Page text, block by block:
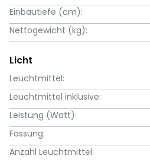
Einbautiefe (cm):
Nettogewicht (kg):
Licht
Leuchtmittel:
Leuchtmittel inklusive:
Leistung (Watt):
Fassung:
Anzahl Leuchtmittel: